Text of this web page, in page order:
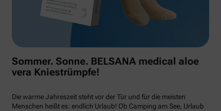
Sommer. Sonne. BELSANA medical aloe
vera Kniestrümpfe!
Die warme Jahreszeit steht vor der Tür und für die meisten
Menschen heißt es: endlich Urlaub! Ob Camping am See, Urlaub